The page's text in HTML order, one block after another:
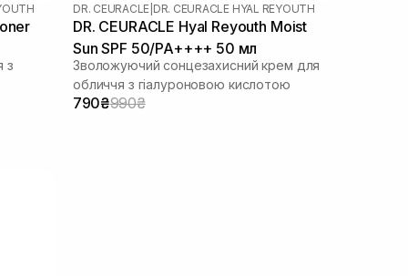
з
DR. CEURACLE DR. CEURACLE HYAL REYOUTH
DR. CEURACLE Hyal Reyouth Moist
Sun SPF 50/PA++++ 50 мл
Зволожуючий сонцезахисний крем для
обличчя з гіалуроновою кислотою
790₴990₴